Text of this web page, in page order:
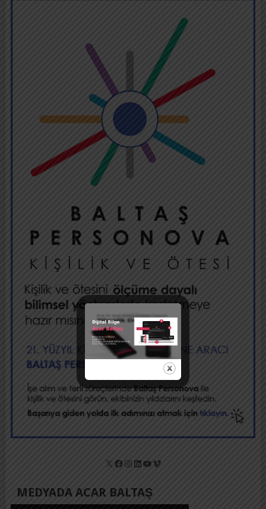
X Facebook
Instagram
LinkedIn
YouTube
Vimeo
MEDYADA ACAR BALTAŞ